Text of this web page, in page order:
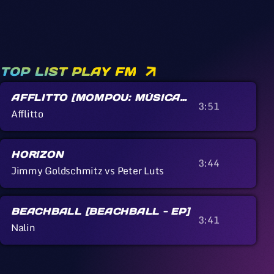
TOP LIST PLAY FM
AFFLITTO [MOMPOU: MÚSICA
CALLADA]
Afflitto 3:51
HORIZON
Jimmy Goldschmitz vs Peter Luts 3:44
BEACHBALL [BEACHBALL - EP]
Nalin 3:41